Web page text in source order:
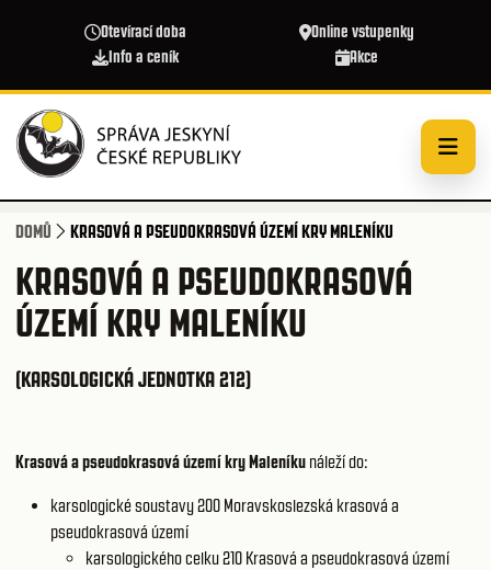
Otevírací doba
Online vstupenky
Info a ceník
Akce
DOMŮ KRASOVÁ A PSEUDOKRASOVÁ ÚZEMÍ KRY MALENÍKU
KRASOVÁ A PSEUDOKRASOVÁ
ÚZEMÍ KRY MALENÍKU
(KARSOLOGICKÁ JEDNOTKA 212)
Krasová a pseudokrasová území kry Maleníku náleží do:
karsologické soustavy 200 Moravskoslezská krasová a
pseudokrasová území
karsologického celku 210 Krasová a pseudokrasová území